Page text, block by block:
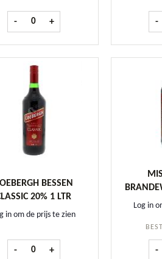
- Ketel 1 Jonge Jenever fles 1 ltr aantal
+ -
1 ltr aantal
BESSEN
20% 1 LTR
in om de prijs te zien
- Coebergh Bessen CLASSIC 20% 1 ltr
+
Log in
-